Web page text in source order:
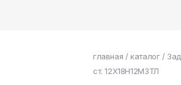
главная / каталог/
ст. 12Х18Н12М3ТЛ